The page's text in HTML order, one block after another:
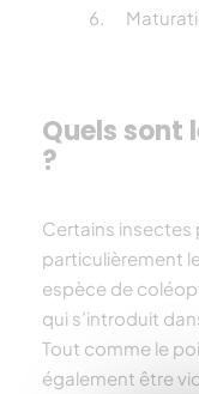
Quels sont
?
Certains
particulièrement
espèce de
qui s’introduit
Tout comme le
également être